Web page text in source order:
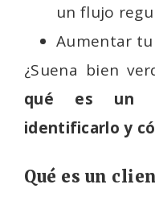
un flujo
Aumentar tu
¿Suena bien
qué es un
identificarlo y
Qué es un